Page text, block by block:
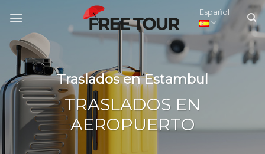
content
Español
Traslados en Estambul
TRASLADOS EN
AEROPUERTO